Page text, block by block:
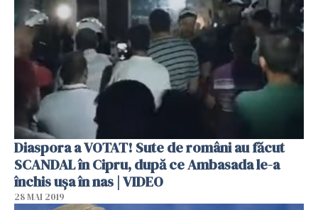
Diaspora a VOTAT! Sute de români au făcut
SCANDAL în Cipru, după ce Ambasada le-a
închis ușa în nas | VIDEO
28 MAI 2019